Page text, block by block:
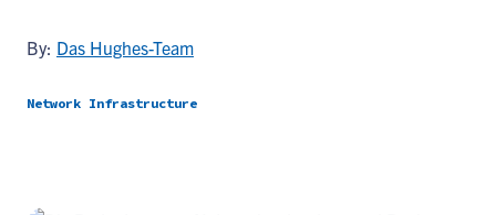
By: Das Hughes-Team
Network Infrastructure